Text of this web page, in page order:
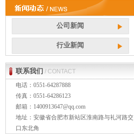
公司新闻
行业新闻
联系我们 / CONTACT
电话：0551-64287888
传真：0551-64286123
邮箱： 1400913647@qq.com
地址： 安徽省合肥市新站区淮南路与礼河路交
口东北角